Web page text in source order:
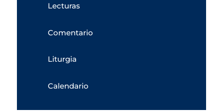
Lecturas
Comentario
Liturgia
Calendario